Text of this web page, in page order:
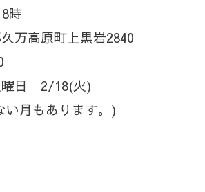
時
万高原町上黒岩2840
日 2/18(火)
い月もあります。)